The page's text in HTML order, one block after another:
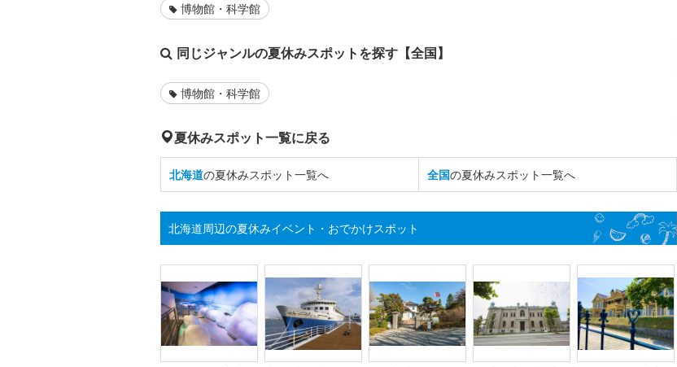
博物館・科学館
同じジャンルの夏休みスポットを探す【全国】
博物館・科学館
夏休みスポット一覧に戻る
北海道の夏休みスポット一覧へ 全国の夏休みスポット一覧へ
北海道周辺の夏休みイベント・おでかけスポット